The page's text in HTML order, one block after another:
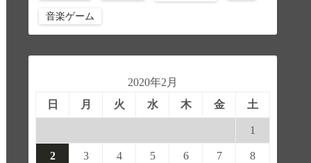
音楽ゲーム
2020年2月
日
月 火 水 木 金 土
1
2 3 4 5 6 7 8